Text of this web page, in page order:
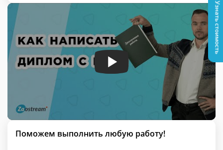
Поможем выполнить любую работу!
Узнать стоимость